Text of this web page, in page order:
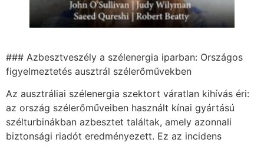
### Azbesztveszély a szélenergia iparban: Országos
figyelmeztetés ausztrál szélerőművekben
Az ausztráliai szélenergia szektort váratlan kihívás éri:
az ország szélerőműveiben használt kínai gyártású
szélturbinákban azbesztet találtak, amely azonnali
biztonsági riadót eredményezett. Ez az incidens